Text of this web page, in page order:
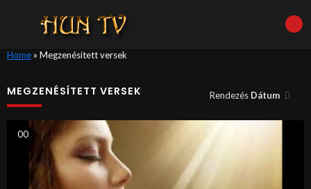
Home» Megzenésített versek
MEGZENÉSÍTETT VERSEK Rendezés Dátum
00